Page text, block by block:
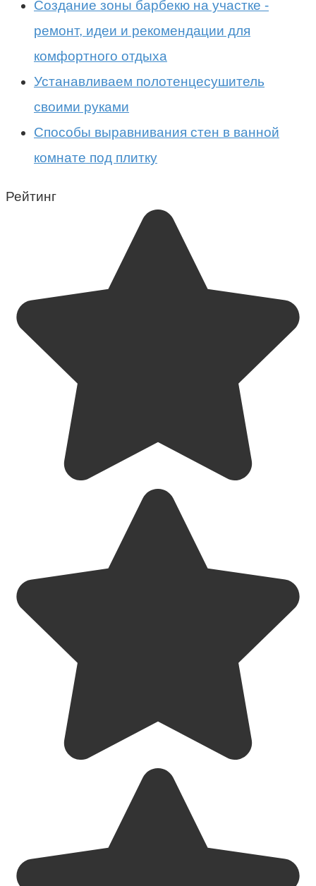
Создание зоны барбекю на участке -
ремонт, идеи и рекомендации для
комфортного отдыха
Устанавливаем полотенцесушитель
своими руками
Способы выравнивания стен в ванной
комнате под плитку
Рейтинг